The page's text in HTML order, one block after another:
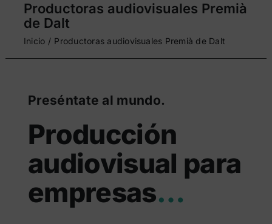
Producción audiovisual
Vídeo streaming
Portfolio
Nosotros
Cuéntanos…
Buscar:
Productoras audiovisuales Premià
de Dalt
Inicio Productoras audiovisuales Premià de Dalt
Preséntate al mundo.
Producción
audiovisual para
empresas…